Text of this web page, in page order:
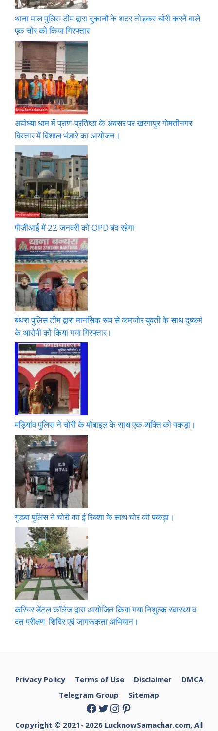
थाना माल पुलिस टीम द्वारा दुकानों के शटर तोड़कर चोरी करने वाले
एक चोर को किया गिरफ्तार
अयोध्या धाम में प्राण-प्रतिष्ठा के अवसर पर खरगापुर गोमतीनगर
विस्तार में विशाल भंडारे का आयोजन।
पीजीआई में 22 जनवरी को OPD बंद रहेगा
बंथरा पुलिस टीम द्वारा मानसिक रूप से कमजोर युवती के साथ दुष्कर्म
के आरोपी को किया गया गिरफ्तार।
मड़ियांव पुलिस ने चोरी के मोबाइल के साथ एक व्यक्ति को पकड़ा।
गुडंबा पुलिस ने चोरी का ई रिक्शा के साथ चोर को पकड़ा।
करियर डेंटल कॉलेज द्वारा आयोजित किया गया निशुल्क स्वास्थ्य व
दंत परीक्षण शिविर एवं जागरूकता अभियान।
Privacy Policy Terms of Use Disclaimer
DMCA
Telegram Group
Sitemap
Facebook
Twitter
Instagram
Pinterest
Copyright © 2021- 2026 LucknowSamachar.com, All